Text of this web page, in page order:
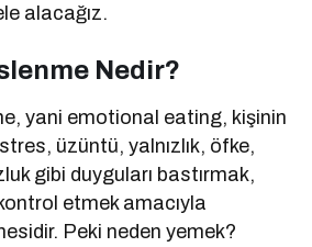
alacağız.
Nedir?
yani emotional eating, kişinin
üzüntü, yalnızlık, öfke,
gibi duyguları bastırmak,
etmek amacıyla
Peki neden yemek?